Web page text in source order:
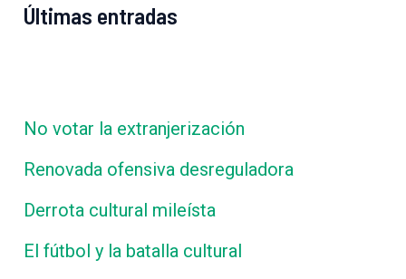
Últimas entradas
No votar la extranjerización
Renovada ofensiva desreguladora
Derrota cultural mileísta
El fútbol y la batalla cultural